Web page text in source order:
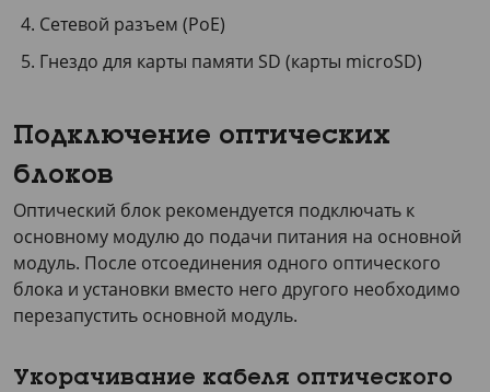
Сетевой разъем (PoE)
Гнездо для карты памяти SD (карты microSD)
Подключение оптических
блоков
Оптический блок рекомендуется подключать к
основному модулю до подачи питания на основной
модуль. После отсоединения одного оптического
блока и установки вместо него другого необходимо
перезапустить основной модуль.
Укорачивание кабеля оптического